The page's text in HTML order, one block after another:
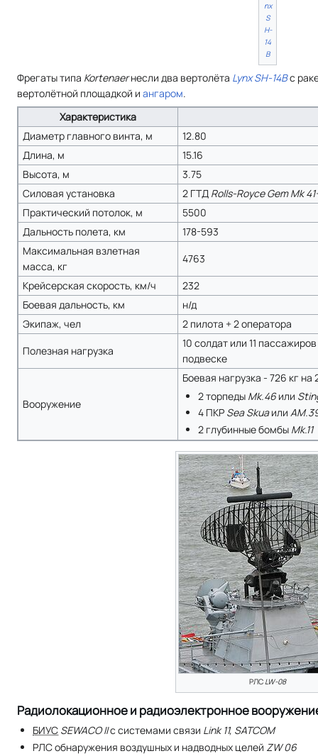
nx
S
H-
14
B
Фрегаты типа Kortenaerнесли два вертолёта Lynx SH-14Bс
вертолётной площадкой и ангаром.
Характеристика
Диаметр главного винта, м
12.80
Длина, м
15.16
Высота, м
3.75
Силовая установка
2 ГТД Rolls-Royce Gem Mk
Практический потолок, м
5500
Дальность полета, км
178-593
Максимальная взлетная
масса, кг
4763
Крейсерская скорость, км/ч
232
Боевая дальность, км
н/д
Экипаж, чел
2 пилота + 2 оператора
Полезная нагрузка
10 солдат или 11
подвеске
Вооружение
Боевая нагрузка - 726 кг на
2 торпеды Mk.46или
4 ПКР Sea Skuaили
2 глубинные бомбы Mk.11
РЛС LW-08
Радиолокационное и радиоэлектронное
БИУС SEWACO IIс системами связи Link 11, SATCOM
РЛС обнаружения воздушных и надводных целей ZW 06